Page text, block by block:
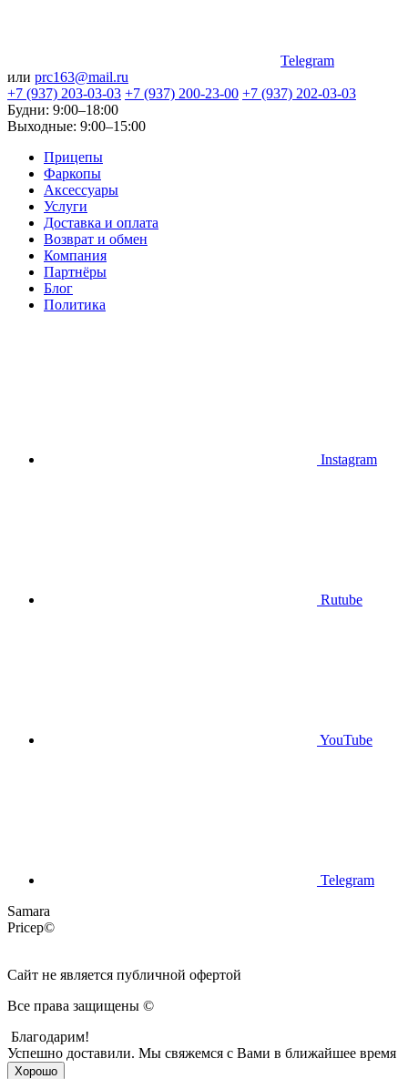
Telegram
или prc163@mail.ru
+7 (937) 203-03-03 +7 (937) 200-23-00 +7 (937) 202-03-03
Будни: 9:00–18:00
Выходные: 9:00–15:00
Прицепы
Фаркопы
Аксессуары
Услуги
Доставка и оплата
Возврат и обмен
Компания
Партнёры
Блог
Политика
Instagram
Rutube
YouTube
Telegram
Samara
Pricep©
Сайт не является публичной офертой
Все права защищены ©
Благодарим!
Успешно доставили. Мы свяжемся с Вами в ближайшее время
Хорошо